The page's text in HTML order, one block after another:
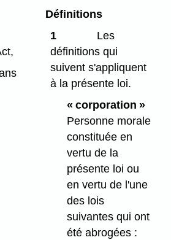
Définitions
1
Les
définitions qui
suivent s'appliquent
à la présente loi.
« corporation »
Personne morale
constituée en
vertu de la
présente loi ou
en vertu de l'une
des lois
suivantes qui ont
été abrogées :